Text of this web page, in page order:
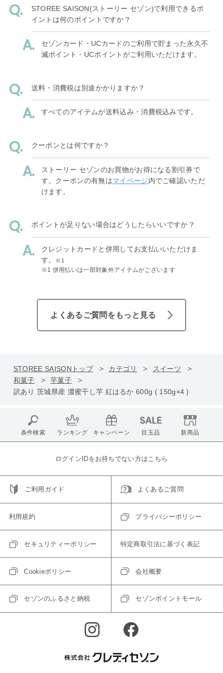
STOREE SAISON(ストーリー セゾン)で利用できるポ
イントは何のポイントですか？
セゾンカード・UCカードのご利用で貯まった永久不
滅ポイント・UCポイントがご利用いただけます。
送料・消費税は別途かかりますか？
すべてのアイテムが送料込み・消費税込みです。
クーポンとは何ですか？
ストーリー セゾンのお買物がお得になる割引券で
す。クーポンの有無はマイページ内でご確認いただ
けます。
ポイントが足りない場合はどうしたらいいですか？
クレジットカードと併用してお支払いいただけま
す。
※1
※1 併用払いは一部対象外アイテムがございます
よくあるご質問をもっと見る
STOREE SAISONトップ カテゴリ
スイーツ
和菓子
芋菓子
訳あり 茨城県産 濃蜜干し芋 紅はるか 600g ( 150g×4 )
条件検索 ランキング キャンペーン 目玉品 新商品
ログインIDをお持ちでない方はこちら
ご利用ガイド よくあるご質問
利用規約 プライバシーポリシー
セキュリティーポリシー 特定商取引法に基づく表記
Cookieポリシー 会社概要
セゾンのふるさと納税 セゾンポイントモール